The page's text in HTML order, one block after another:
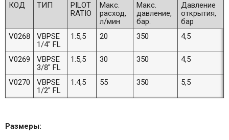
КОД ТИП
PILOT
RATIO
Макс.
расход,
л/мин
Макс.
давление,
бар.
Давление
открытия,
бар
V0268
VBPSE
1/4" FL
1:5,5 20 350 4,5
V0269
VBPSE
3/8" FL
1:5,5 30 350 4,5
V0270
VBPSE
1/2" FL
1:4,5 55 350 5,5
Размеры: